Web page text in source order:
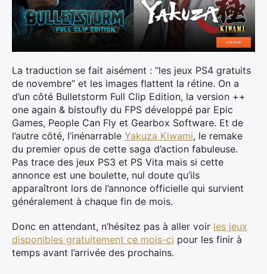
La traduction se fait aisément : “les jeux PS4 gratuits
de novembre” et les images flattent la rétine. On a
d’un côté Bulletstorm Full Clip Edition, la version ++
one again & bistoufly du FPS développé par Epic
Games, People Can Fly et Gearbox Software. Et de
l’autre côté, l’inénarrable Yakuza Kiwami, le remake
du premier opus de cette saga d’action fabuleuse.
Pas trace des jeux PS3 et PS Vita mais si cette
annonce est une boulette, nul doute qu’ils
apparaîtront lors de l’annonce officielle qui survient
généralement à chaque fin de mois.
Donc en attendant, n’hésitez pas à aller voir les jeux
disponibles gratuitement ce mois-ci pour les finir à
temps avant l’arrivée des prochains.
Rechercher
: